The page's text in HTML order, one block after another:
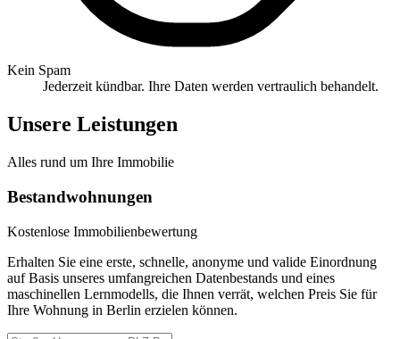
Kein Spam
Jederzeit kündbar. Ihre Daten werden vertraulich behandelt.
Unsere Leistungen
Alles rund um Ihre Immobilie
Bestandwohnungen
Kostenlose Immobilienbewertung
Erhalten Sie eine erste, schnelle, anonyme und valide Einordnung
auf Basis unseres umfangreichen Datenbestands und eines
maschinellen Lernmodells, die Ihnen verrät, welchen Preis Sie für
Ihre Wohnung in Berlin erzielen können.